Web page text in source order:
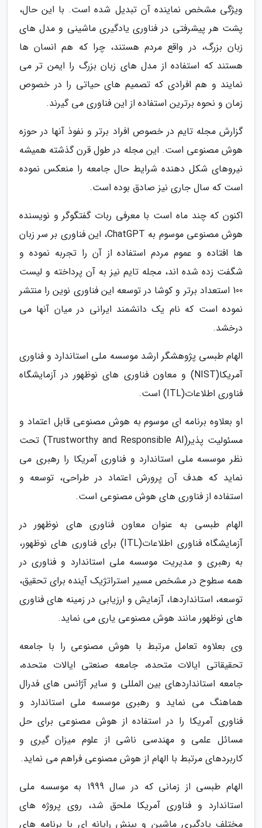
ویژگی مشخص نماینده آن تبدیل شده است. با این حال،
پشت هر پیشرفتی در فناوری یادگیری ماشینی و مدل های
زبان بزرگ، در واقع مردم هستند، چرا که هم انسان ها
هستند که استفاده از مدل های زبان بزرگ را ایمن تر می
نمایند و هم افرادی که تصمیم های حیاتی را در خصوص
زمان و نحوه برترین استفاده از این فناوری می گیرند.
گزارش مجله تایم در خصوص افراد برتر و نفوذ آنها در حوزه
هوش مصنوعی است. این مجله در طول قرن گذشته همیشه
نیروهای شکل دهنده شرایط حال جامعه را منعکس نموده
است که سال جاری نیز صادق بوده است.
اکنون که چند ماه است با معرفی ربات گفتگوگر و نویسنده
هوش مصنوعی موسوم به ChatGPT، این فناوری بر سر زبان
ها افتاده و عموم مردم استفاده از آن را تجربه نموده و
شگفت زده شده اند، مجله تایم نیز به آن پرداخته و لیست
100 استعداد برتر و کوشا در توسعه این فناوری نوین را منتشر
نموده است که نام یک دانشمند ایرانی در میان آنها می
درخشد.
الهام طبسی پژوهشگر ارشد موسسه ملی استاندارد و فناوری
آمریکا(NIST) و معاون فناوری های نوظهور در آزمایشگاه
فناوری اطلاعات(ITL) است.
او بعلاوه برنامه ای موسوم به هوش مصنوعی قابل اعتماد و
مسئولیت پذیر(Trustworthy and Responsible AI) تحت
نظر موسسه ملی استاندارد و فناوری آمریکا را رهبری می
نماید که هدف آن پرورش اعتماد در طراحی، توسعه و
استفاده از فناوری های هوش مصنوعی است.
الهام طبسی به عنوان معاون فناوری های نوظهور در
آزمایشگاه فناوری اطلاعات(ITL) برای فناوری های نوظهور،
به رهبری و مدیریت موسسه ملی استاندارد و فناوری در
همه سطوح در مشخص مسیر استراتژیک آینده برای تحقیق،
توسعه، استانداردها، آزمایش و ارزیابی در زمینه های فناوری
های نوظهور مانند هوش مصنوعی یاری می نماید.
وی بعلاوه تعامل مرتبط با هوش مصنوعی را با جامعه
تحقیقاتی ایالات متحده، جامعه صنعتی ایالات متحده،
جامعه استانداردهای بین المللی و سایر آژانس های فدرال
هماهنگ می نماید و رهبری موسسه ملی استاندارد و
فناوری آمریکا را در استفاده از هوش مصنوعی برای حل
مسائل علمی و مهندسی ناشی از علوم میزان گیری و
کاربردهای مرتبط با الهام از هوش مصنوعی فراهم می نماید.
الهام طبسی از زمانی که در سال 1999 به موسسه ملی
استاندارد و فناوری آمریکا ملحق شد، روی پروژه های
مختلف یادگیری ماشین و بینش رایانه ای با برنامه های